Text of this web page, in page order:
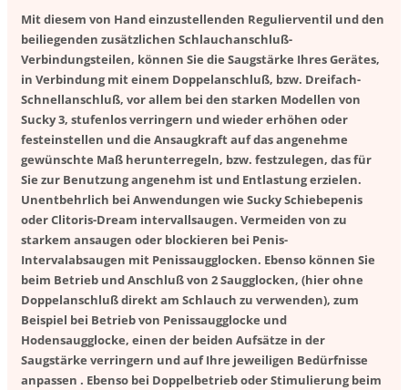
Mit diesem von Hand einzustellenden Regulierventil und den
beiliegenden zusätzlichen Schlauchanschluß-
Verbindungsteilen, können Sie die Saugstärke Ihres Gerätes,
in Verbindung mit einem Doppelanschluß, bzw. Dreifach-
Schnellanschluß, vor allem bei den starken Modellen von
Sucky 3, stufenlos verringern und wieder erhöhen oder
festeinstellen und die Ansaugkraft auf das angenehme
gewünschte Maß herunterregeln, bzw. festzulegen, das für
Sie zur Benutzung angenehm ist und Entlastung erzielen.
Unentbehrlich bei Anwendungen wie Sucky Schiebepenis
oder Clitoris-Dream intervallsaugen. Vermeiden von zu
starkem ansaugen oder blockieren bei Penis-
Intervalabsaugen mit Penissaugglocken. Ebenso können Sie
beim Betrieb und Anschluß von 2 Saugglocken, (hier ohne
Doppelanschluß direkt am Schlauch zu verwenden), zum
Beispiel bei Betrieb von Penissaugglocke und
Hodensaugglocke, einen der beiden Aufsätze in der
Saugstärke verringern und auf Ihre jeweiligen Bedürfnisse
anpassen . Ebenso bei Doppelbetrieb oder Stimulierung beim